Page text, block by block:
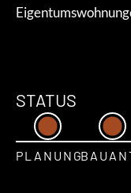
STATUS
PLANUNG